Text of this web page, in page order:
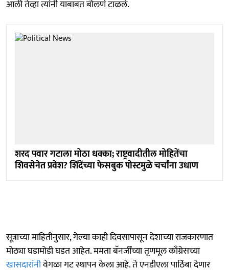
आली तेव्हा त्यांनी याबाबत बोलणं टाळलं.
शरद पवार गटाला मोठा धक्का; राष्ट्रवादीतील मोहितेंचा
शिवसेनेत प्रवेश? शिंदेंच्या फेसबुक पोस्टमुळे चर्चांना उधाण
सूत्राच्या माहितीनुसार, गेल्या काही दिवसापासून देशाच्या राजकारणात
मोठ्या घडामोडी घडत आहेत. ममता बॅनर्जींच्या तृणमूल काँग्रेसच्या
खासदारांनीवेगळा गट स्थापन केला आहे. ते एनडीएला पाठिंबा देणार